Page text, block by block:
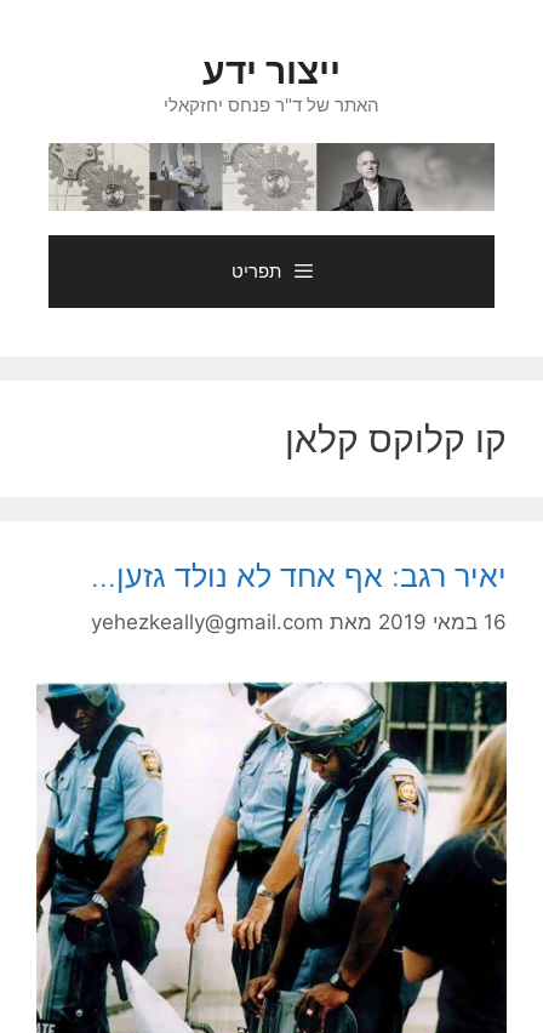
ייצור ידע
האתר של ד"ר פנחס יחזקאלי
תפריט
קו קלוקס קלאן
יאיר רגב: אף אחד לא נולד גזען…
16 במאי 2019 מאת yehezkeally@gmail.com